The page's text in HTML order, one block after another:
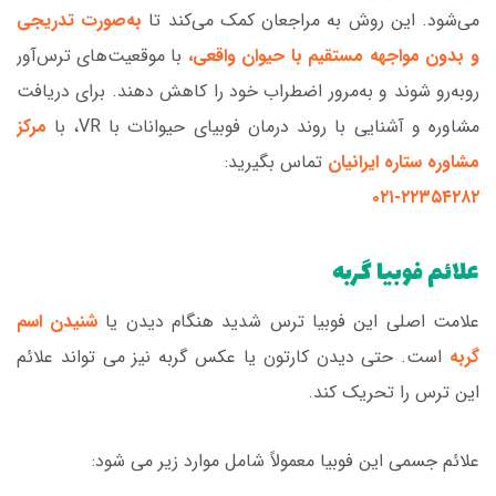
می‌شود. این روش به مراجعان کمک می‌کند تا به‌صورت تدریجی
و بدون مواجهه مستقیم با حیوان واقعی، با موقعیت‌های ترس‌آور
روبه‌رو شوند و به‌مرور اضطراب خود را کاهش دهند. برای دریافت
مشاوره و آشنایی با روند درمان فوبیای حیوانات با VR، با
مرکز
مشاوره ستاره ایرانیان تماس بگیرید:
۰۲۱-۲۲۳۵۴۲۸۲
علائم فوبیا گربه
علامت اصلی این فوبیا ترس شدید هنگام دیدن یا شنیدن اسم
گربه است. حتی دیدن کارتون یا عکس گربه نیز می تواند علائم
این ترس را تحریک کند.
علائم جسمی این فوبیا معمولاً شامل موارد زیر می شود: